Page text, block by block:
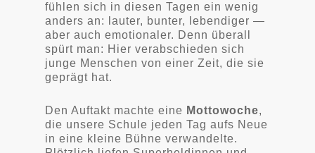
fühlen sich in diesen Tagen ein wenig
anders an: lauter, bunter, lebendiger —
aber auch emotionaler. Denn überall
spürt man: Hier verabschieden sich
junge Menschen von einer Zeit, die sie
geprägt hat.
Den Auftakt machte eine Mottowoche,
die unsere Schule jeden Tag aufs Neue
in eine kleine Bühne verwandelte.